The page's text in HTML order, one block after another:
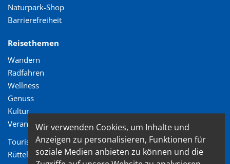
Naturpark-Shop
Barrierefreiheit
Reisethemen
Wandern
Radfahren
Wellness
Genuss
Kultur
Veranstaltungen
Tourismusverband Spessart-Mainland e.V.
Rüttelweg 7
Wir verwenden Cookies, um Inhalte und
Anzeigen zu personalisieren, Funktionen für
soziale Medien anbieten zu können und die